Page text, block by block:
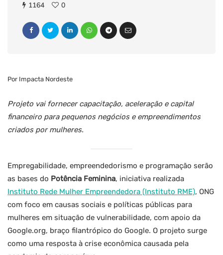
1164 0
Por Impacta Nordeste
Projeto vai fornecer capacitação, aceleração e capital
financeiro para pequenos negócios e empreendimentos
criados por mulheres.
Empregabilidade, empreendedorismo e programação serão
as bases do Potência Feminina, iniciativa realizada
Instituto Rede Mulher Empreendedora (Instituto RME), ONG
com foco em causas sociais e políticas públicas para
mulheres em situação de vulnerabilidade, com apoio da
Google.org, braço filantrópico do Google. O projeto surge
como uma resposta à crise econômica causada pela